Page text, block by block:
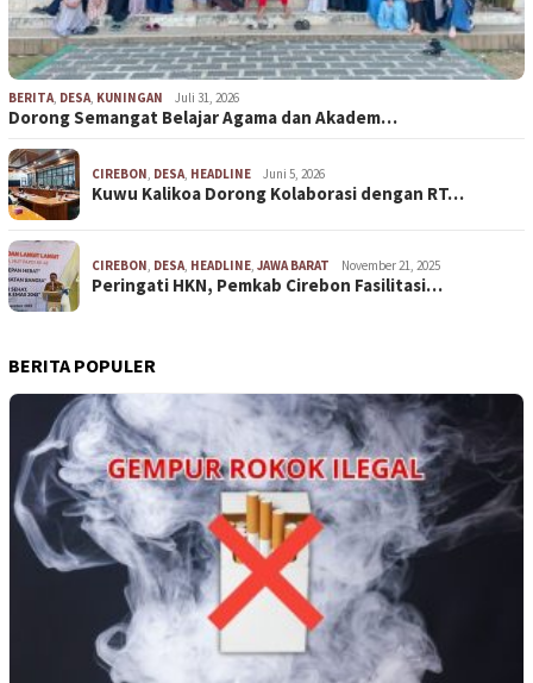
BERITA DESA KUNINGAN Juli 31, 2026
Dorong Semangat Belajar Agama dan Akadem…
CIREBON DESA HEADLINE Juni 5, 2026
Kuwu Kalikoa Dorong Kolaborasi dengan RT…
CIREBON DESA HEADLINE JAWA BARAT November 21, 2025
Peringati HKN, Pemkab Cirebon Fasilitasi…
BERITA POPULER